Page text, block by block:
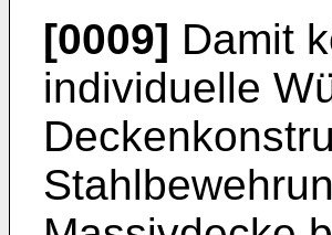
[0009] Damit
individuelle